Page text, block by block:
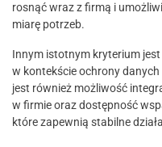
rosnąć wraz z firmą i
miarę potrzeb.
Innym istotnym kryterium
w kontekście ochrony danych
jest również możliwość
w firmie oraz dostępność
które zapewnią stabilne